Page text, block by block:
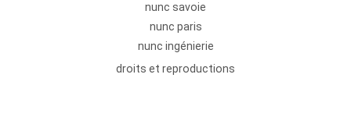
nunc savoie
nunc paris
nunc ingénierie
droits et reproductions